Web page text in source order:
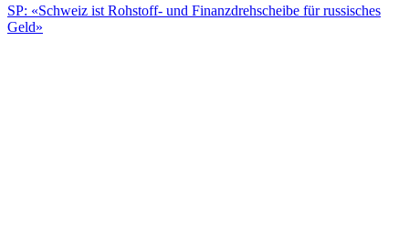
SP: «Schweiz ist Rohstoff- und Finanzdrehscheibe für russisches
Geld»